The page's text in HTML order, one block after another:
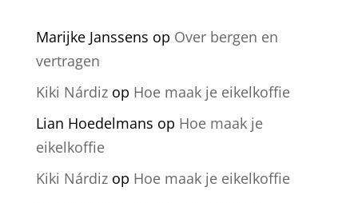
Marijke Janssens op Over bergen en
vertragen
Kiki Nárdizop Hoe maak je eikelkoffie
Lian Hoedelmans op Hoe maak je
eikelkoffie
Kiki Nárdizop Hoe maak je eikelkoffie